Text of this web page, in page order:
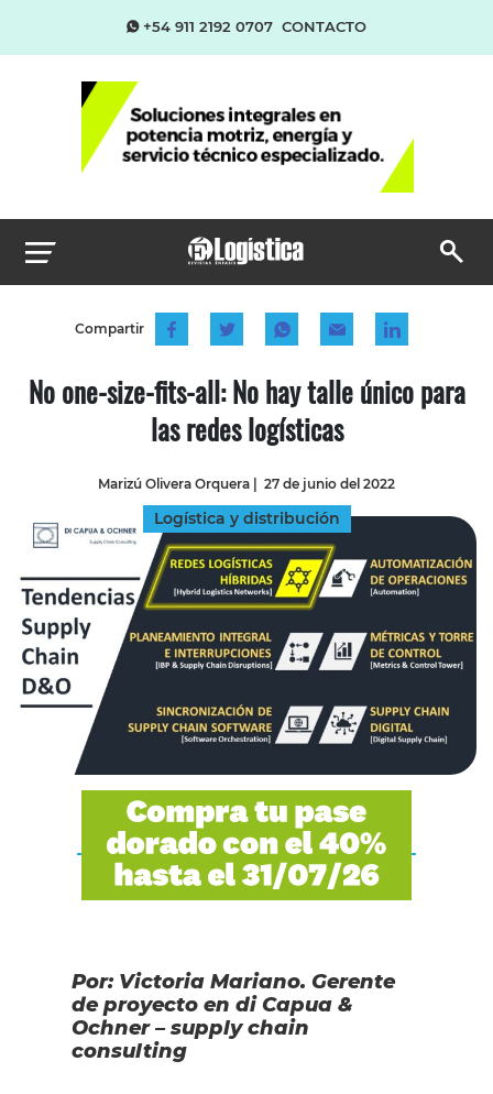
+54 911 2192 0707 CONTACTO
Compartir
No one-size-fits-all: No hay talle único para
las redes logísticas
Marizú Olivera Orquera | 27 de junio del 2022
Logística y distribución
Por: Victoria Mariano. Gerente
de proyecto en di Capua &
Ochner – supply chain
consulting